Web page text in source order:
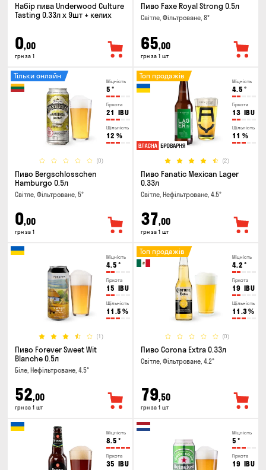
Набір пива Underwood Culture
Tasting 0.33л x 9шт + келих
0,00
грн за 1
Пиво Faxe Royal Strong 0.5л
Світле, Фільтроване, 8°
65,00
грн за 1 шт
Міцність
5 °
Гіркота
21 IBU
Щільність
12 %
(0)
Тільки онлайн
Пиво Bergschlosschen
Hamburgo 0.5л
Світле, Фільтроване, 5°
0,00
грн за 1
Міцність
4.5 °
Гіркота
13 IBU
Щільність
11 %
(2)
Топ продажів
Пиво Fanatic Mexican Lager
0.33л
Світле, Нефільтроване, 4.5°
37,00
грн за 1 шт
Міцність
4.5 °
Гіркота
15 IBU
Щільність
11.5 %
(1)
Пиво Forever Sweet Wit
Blanche 0.5л
Біле, Нефільтроване, 4.5°
52,00
грн за 1 шт
Міцність
4.2 °
Гіркота
19 IBU
Щільність
11.3%
(0)
Топ продажів
Пиво Corona Extra 0.33л
Світле, Фільтроване, 4.2°
79,50
грн за 1 шт
Міцність
8.5 °
Гіркота
35 IBU
Міцність
5 °
Гіркота
19 IBU